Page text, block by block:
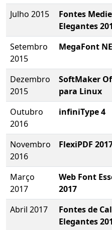
Julho 2015
Fontes
Elegantes
Setembro
2015
MegaFont
Dezembro
2015
SoftMaker
para Linux
Outubro
2016
infiniType 4
Novembro
2016
FlexiPDF
Março
2017
Web Font
2017
Abril 2017
Fontes de
Elegantes